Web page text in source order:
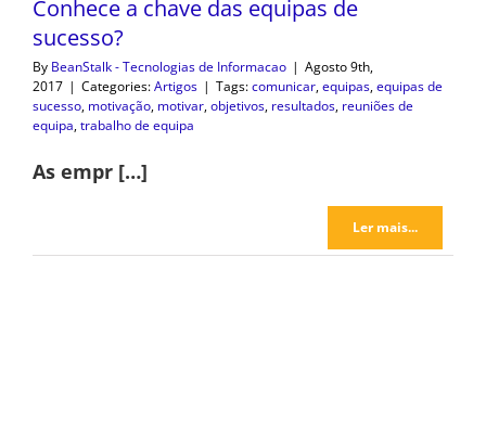
Conhece a chave das equipas de
sucesso?
By BeanStalk - Tecnologias de Informacao | Agosto 9th,
2017 | Categories:Artigos | Tags:comunicar,equipas,equipas de
sucesso, motivação, motivar,objetivos, resultados, reuniões de
equipa,trabalho de equipa
As empr […]
Ler mais...